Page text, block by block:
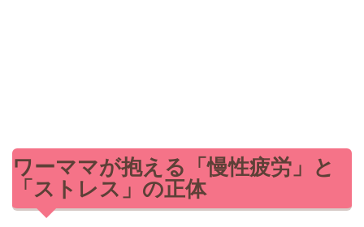
ワーママが抱える「慢性疲労」と
「ストレス」の正体